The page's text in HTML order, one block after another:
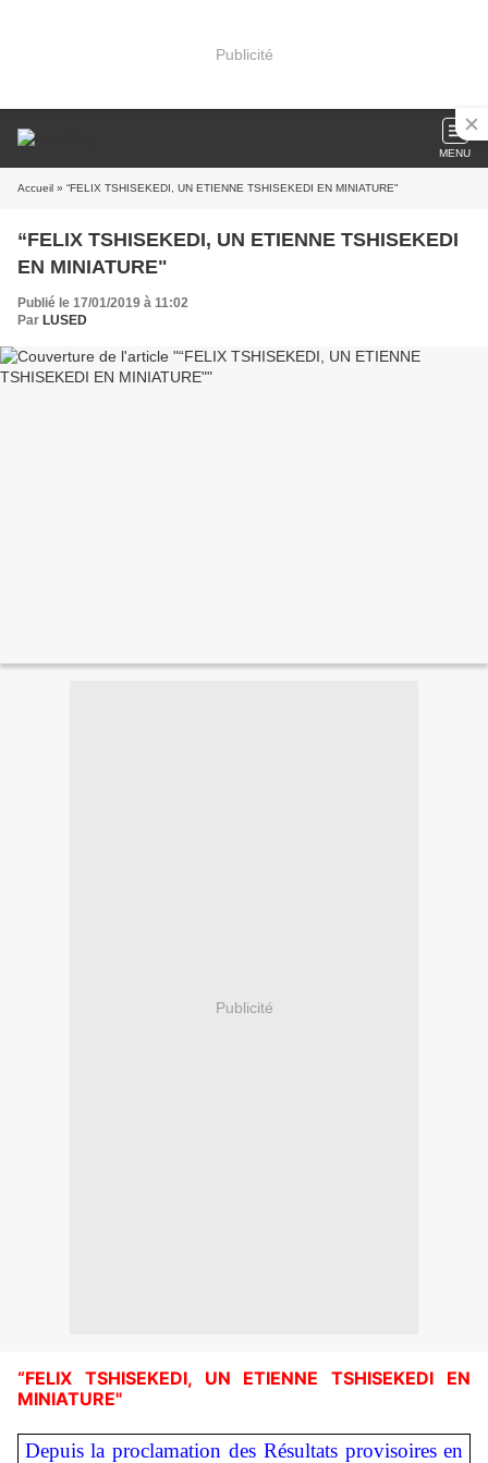
Publicité
MENU
Accueil » “FELIX TSHISEKEDI, UN ETIENNE TSHISEKEDI EN MINIATURE"
“FELIX TSHISEKEDI, UN ETIENNE TSHISEKEDI
EN MINIATURE"
Publié le 17/01/2019 à 11:02
Par LUSED
Publicité
“FELIX TSHISEKEDI, UN ETIENNE TSHISEKEDI EN
MINIATURE"
Depuis la proclamation des Résultats provisoires en